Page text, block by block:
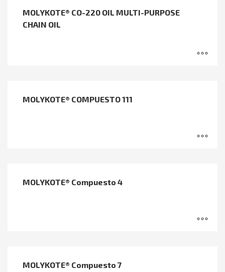
MOLYKOTE® CO-220 OIL MULTI-PURPOSE
CHAIN OIL
MOLYKOTE® COMPUESTO 111
MOLYKOTE® Compuesto 4
MOLYKOTE® Compuesto 7